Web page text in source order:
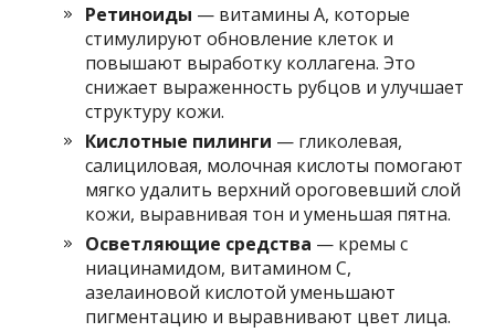
Ретиноиды — витамины А, которые
стимулируют обновление клеток и
повышают выработку коллагена. Это
снижает выраженность рубцов и улучшает
структуру кожи.
Кислотные пилинги — гликолевая,
салициловая, молочная кислоты помогают
мягко удалить верхний ороговевший слой
кожи, выравнивая тон и уменьшая пятна.
Осветляющие средства — кремы с
ниацинамидом, витамином С,
азелаиновой кислотой уменьшают
пигментацию и выравнивают цвет лица.